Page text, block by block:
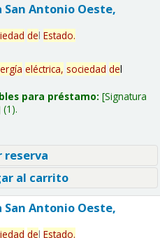
Antonio Oeste,
del Estado.
eléctrica, sociedad del
para préstamo: Signatura
(1).
reserva
al carrito
Antonio Oeste,
del Estado.